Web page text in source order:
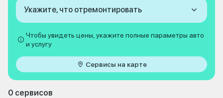
Укажите, что отремонтировать
Чтобы увидеть цены, укажите полные параметры авто
и услугу
Сервисы на карте
0 сервисов